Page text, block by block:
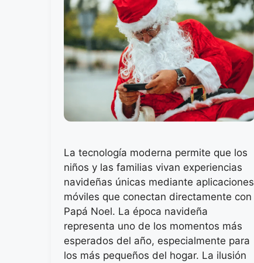
La tecnología moderna permite que los
niños y las familias vivan experiencias
navideñas únicas mediante aplicaciones
móviles que conectan directamente con
Papá Noel. La época navideña
representa uno de los momentos más
esperados del año, especialmente para
los más pequeños del hogar. La ilusión